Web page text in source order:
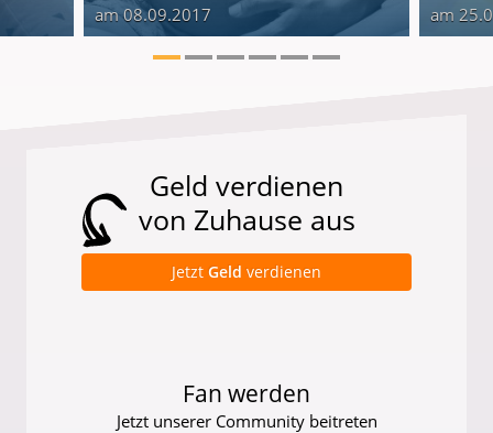
am 08.09.2017 am
Geld verdienen
von Zuhause aus
Jetzt Geld verdienen
Fan werden
Jetzt unserer Community beitreten